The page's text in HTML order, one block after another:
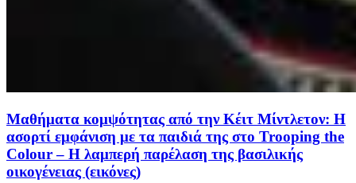
Μαθήματα κομψότητας από την Κέιτ Μίντλετον: Η
ασορτί εμφάνιση με τα παιδιά της στο Trooping the
Colour – Η λαμπερή παρέλαση της βασιλικής
οικογένειας (εικόνες)